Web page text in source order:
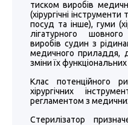
тиском виробів
(хірургічні
посуд та інше), гуми
лігатурного
виробів судин з
медичного приладдя,
зміни їх
Клас потенційного
хірургічних
регламентом з
Стерилізатор